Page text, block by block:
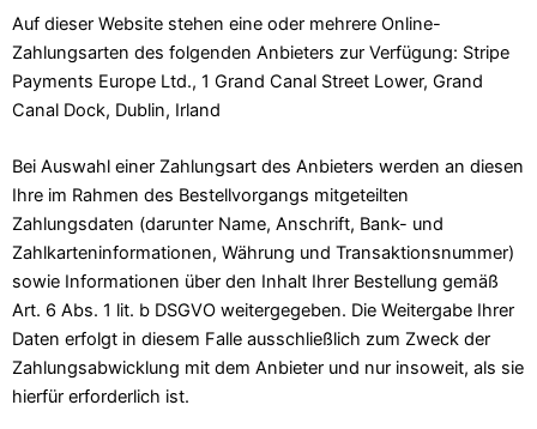
Auf dieser Website stehen eine oder mehrere Online-
Zahlungsarten des folgenden Anbieters zur Verfügung: Stripe
Payments Europe Ltd., 1 Grand Canal Street Lower, Grand
Canal Dock, Dublin, Irland
Bei Auswahl einer Zahlungsart des Anbieters werden an diesen
Ihre im Rahmen des Bestellvorgangs mitgeteilten
Zahlungsdaten (darunter Name, Anschrift, Bank- und
Zahlkarteninformationen, Währung und Transaktionsnummer)
sowie Informationen über den Inhalt Ihrer Bestellung gemäß
Art. 6 Abs. 1 lit. b DSGVO weitergegeben. Die Weitergabe Ihrer
Daten erfolgt in diesem Falle ausschließlich zum Zweck der
Zahlungsabwicklung mit dem Anbieter und nur insoweit, als sie
hierfür erforderlich ist.